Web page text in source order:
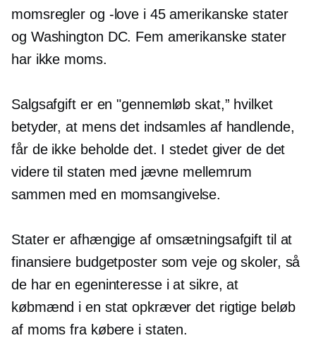
momsregler og -love i 45 amerikanske stater
og Washington DC. Fem amerikanske stater
har ikke moms.
Salgsafgift er en"gennemløb skat,” hvilket
betyder, at mens det indsamles af handlende,
får de ikke beholde det. I stedet giver de det
videre til staten med jævne mellemrum
sammen med en momsangivelse.
Stater er afhængige af omsætningsafgift til at
finansiere budgetposter som veje og skoler, så
de har en egeninteresse i at sikre, at
købmænd i en stat opkræver det rigtige beløb
af moms fra købere i staten.